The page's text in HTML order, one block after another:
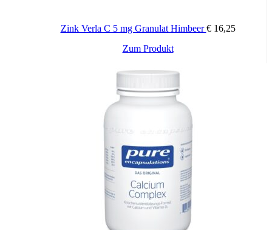
28 Stück, 56 Stück
Zink Verla C 5 mg Granulat Himbeer€16,25
Zum Produkt